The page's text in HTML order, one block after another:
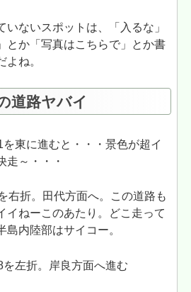
いないスポットは、「入るな」
とか「写真はこちらで」とか書
よね。
道路ヤバイ
東に進むと・・・景色が超イ
走～・・・
右折。田代方面へ。この道路も
イねーこのあたり。どこ走って
島内陸部はサイコー。
左折。岸良方面へ進む